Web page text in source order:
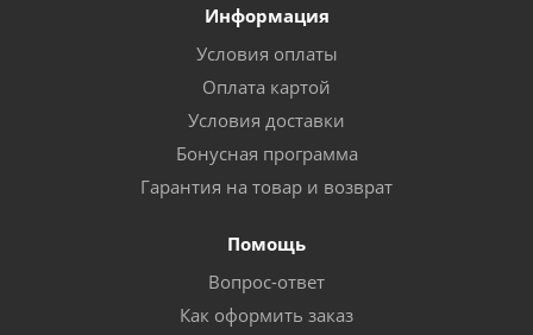
Информация
Условия оплаты
Оплата картой
Условия доставки
Бонусная программа
Гарантия на товар и возврат
Помощь
Вопрос-ответ
Как оформить заказ